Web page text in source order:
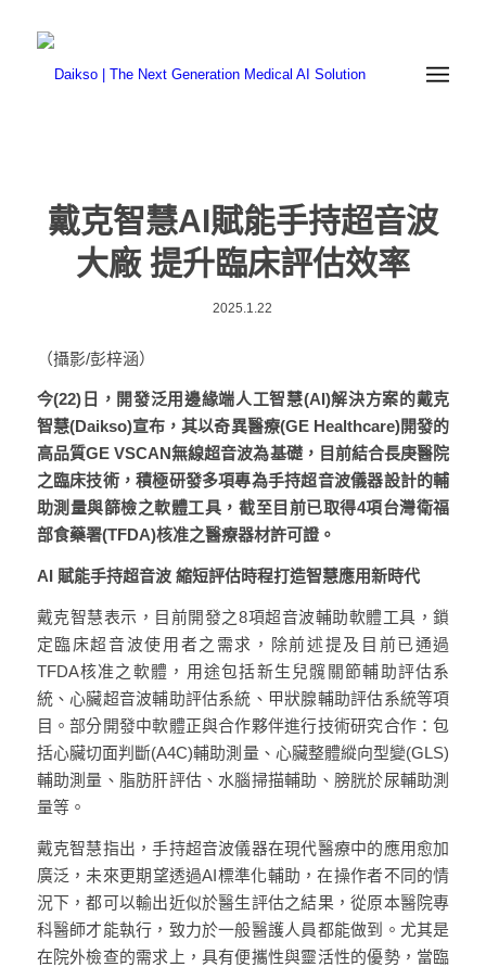
戴克智慧AI賦能手持超音波
大廠 提升臨床評估效率
2025.1.22
（攝影/彭梓涵）
今(22)日，開發泛用邊緣端人工智慧(AI)解決方案的戴克
智慧(Daikso)宣布，其以奇異醫療(GE Healthcare)開發的
高品質GE VSCAN無線超音波為基礎，目前結合長庚醫院
之臨床技術，積極研發多項專為手持超音波儀器設計的輔
助測量與篩檢之軟體工具，截至目前已取得4項台灣衛福
部食藥署(TFDA)核准之醫療器材許可證。
AI 賦能手持超音波 縮短評估時程打造智慧應用新時代
戴克智慧表示，目前開發之8項超音波輔助軟體工具，鎖
定臨床超音波使用者之需求，除前述提及目前已通過
TFDA核准之軟體，用途包括新生兒髖關節輔助評估系
統、心臟超音波輔助評估系統、甲狀腺輔助評估系統等項
目。部分開發中軟體正與合作夥伴進行技術研究合作：包
括心臟切面判斷(A4C)輔助測量、心臟整體縱向型變(GLS)
輔助測量、脂肪肝評估、水腦掃描輔助、膀胱於尿輔助測
量等。
戴克智慧指出，手持超音波儀器在現代醫療中的應用愈加
廣泛，未來更期望透過AI標準化輔助，在操作者不同的情
況下，都可以輸出近似於醫生評估之結果，從原本醫院專
科醫師才能執行，致力於一般醫護人員都能做到。尤其是
在院外檢查的需求上，具有便攜性與靈活性的優勢，當臨